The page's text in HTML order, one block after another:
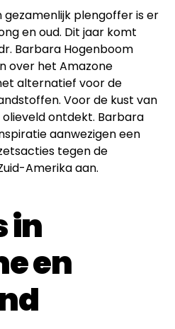
gezamenlijk plengoffer is er
en oud. Dit jaar komt
Barbara Hogenboom
over het Amazone
alternatief voor de
Voor de kust van
ontdekt. Barbara
aanwezigen een
tegen de
Amerika aan.
in
en